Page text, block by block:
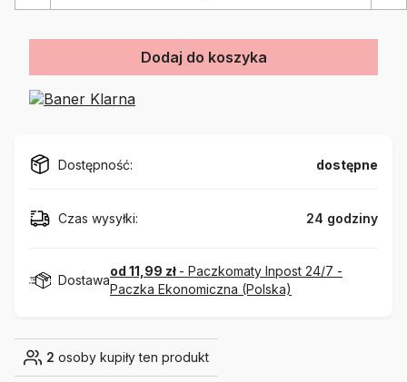
Dodaj do koszyka
Dostępność: dostępne
Czas wysyłki: 24 godziny
Dostawa
od 11,99 zł - Paczkomaty Inpost 24/7 -
Paczka Ekonomiczna (Polska)
2 osoby kupiły ten produkt